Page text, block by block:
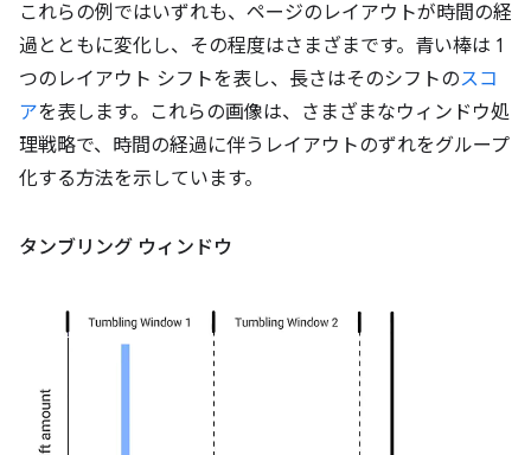
これらの例ではいずれも、ページのレイアウトが時間の経
過とともに変化し、その程度はさまざまです。青い棒は 1
つのレイアウト シフトを表し、長さはそのシフトのスコ
アを表します。これらの画像は、さまざまなウィンドウ処
理戦略で、時間の経過に伴うレイアウトのずれをグループ
化する方法を示しています。
タンブリング ウィンドウ